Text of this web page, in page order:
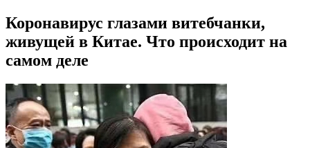
Коронавирус глазами витебчанки,
живущей в Китае. Что происходит на
самом деле